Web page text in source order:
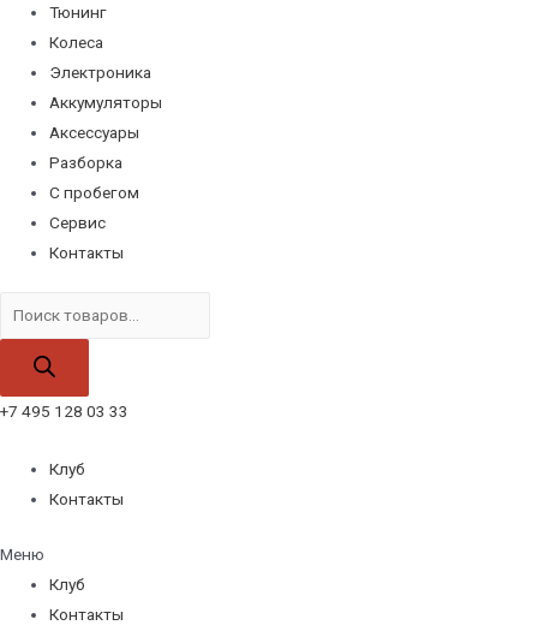
Тюнинг
Колеса
Электроника
Аккумуляторы
Аксессуары
Разборка
С пробегом
Сервис
Контакты
товаров
+7 495 128 03 33
Клуб
Контакты
Меню
Клуб
Контакты